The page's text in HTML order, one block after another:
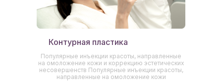
Популярные инъекции красоты, направленные
на омоложение кожи и коррекцию эстетических
несовершенств Популярные инъекции красоты,
направленные на омоложение кожи
Контурная пластика